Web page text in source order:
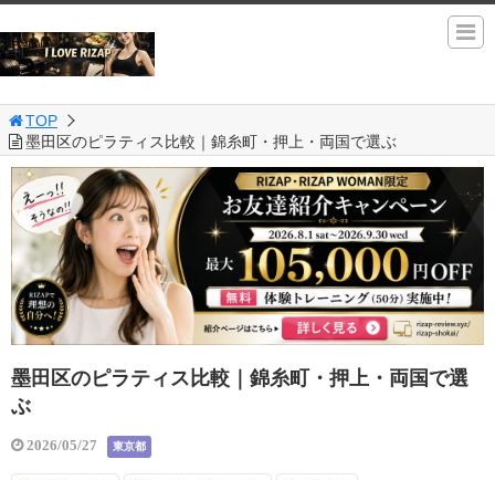
TOP
墨田区のピラティス比較｜錦糸町・押上・両国で選ぶ
墨田区のピラティス比較｜錦糸町・押上・両国で選
ぶ
2026/05/27 東京都